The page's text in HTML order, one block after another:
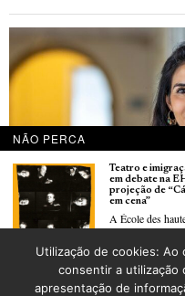
Saúde: Os ciclos dos homens
_LUSOJORNAL
NÃO PERCA
Teatro e
em debate na
projeção de
em cena”
A École des
Théâtre : 150
pour «La Fleur
Lionel Cecilio –
Utilização de cookies: Ao
consentir a utilização
apresentação de